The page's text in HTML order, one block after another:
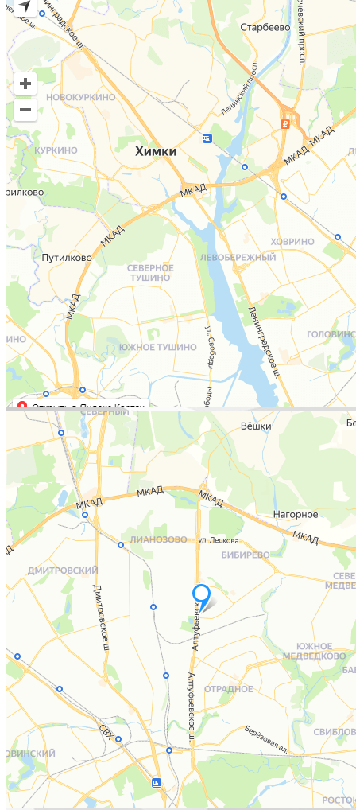
Здоровая спина
Всё начинается с заботы о стопах —
нашего
"ВТОРОГО СЕРДЦА"
Убери стресс. Забудь про боль.
Почувствуй лёгкость — и позволь себе
быть счастливым здесь и сейчас.
Узнать подробнее